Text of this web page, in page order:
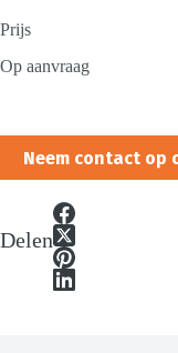
Prijs
Op aanvraag
Neem contact op
Delen